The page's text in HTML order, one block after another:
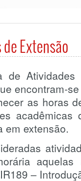
Extensão
de
encontram-
as horas
em extensão.
aquelas
–